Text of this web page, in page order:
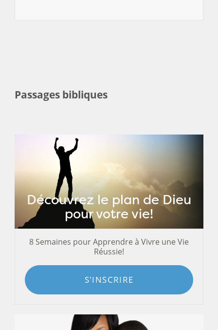
Passages bibliques
Découvrez le plan de Dieu
pour votre vie!
8 Semaines pour Apprendre à Vivre une Vie
Réussie!
S'INSCRIRE